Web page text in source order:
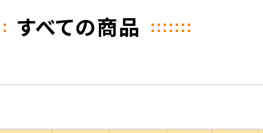
すべての商品